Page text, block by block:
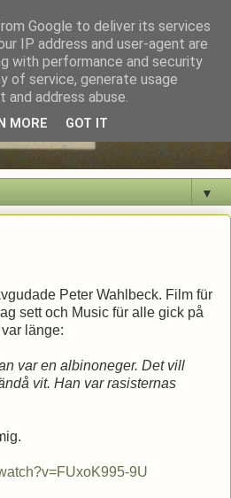
▼
Peter Wahlbeck. Film für
sett och Music für alle gick på
länge:
var en albinoneger. Det vill
vit. Han var rasisternas
9U
Google to deliver its services
IP address and user-agent are
with performance and security
of service, generate usage
address abuse.
MORE GOT IT